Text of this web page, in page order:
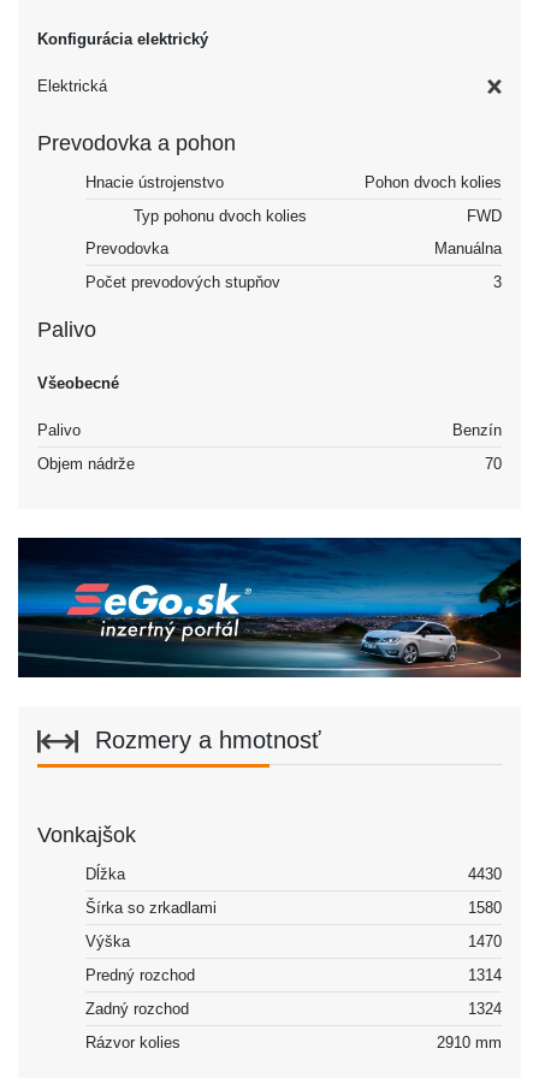
Konfigurácia elektrický
Elektrická
Prevodovka a pohon
Hnacie ústrojenstvo
Pohon dvoch kolies
Typ pohonu dvoch kolies
FWD
Prevodovka
Manuálna
Počet prevodových stupňov
3
Palivo
Všeobecné
Palivo
Benzín
Objem nádrže
70
Rozmery a hmotnosť
Vonkajšok
Dĺžka
4430
Šírka so zrkadlami
1580
Výška
1470
Predný rozchod
1314
Zadný rozchod
1324
Rázvor kolies
2910 mm